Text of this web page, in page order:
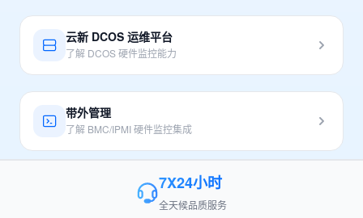
云新 DCOS 运维平台
了解 DCOS 硬件监控能力
带外管理
了解 BMC/IPMI 硬件监控集成
7X24小时
全天候品质服务